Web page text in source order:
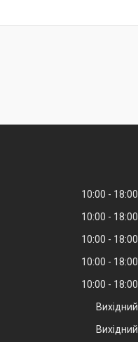
10:00
18:00
10:00
18:00
10:00
18:00
10:00
18:00
10:00
18:00
Вихідний
Вихідний